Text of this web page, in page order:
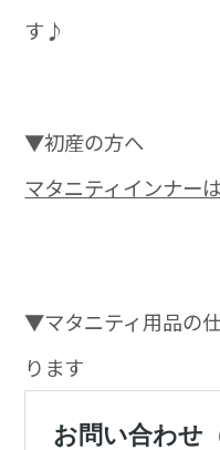
す♪
▼初産の方へ
マタニティインナー
▼マタニティ用品の
ります